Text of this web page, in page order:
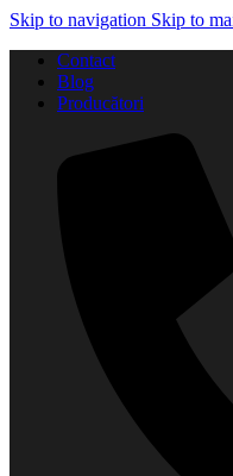
Skip to navigation Skip to
Contact
Blog
Producători